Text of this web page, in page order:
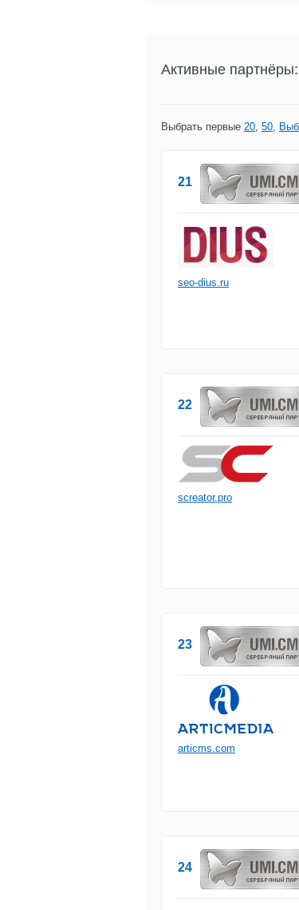
Активные
Выбрать первые 20 50
21
seo-dius.ru
22
screator.pro
23
articms.com
24